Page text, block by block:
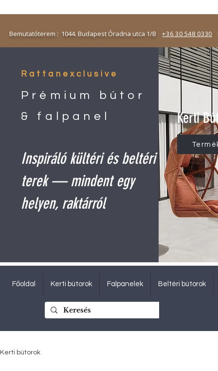
: 1044. Budapest Óradna utca 1/B+36 30 548 0330
Rattanexclusive
Prémium bútor
& falpanel
Inspiráló kültéri és beltéri
terek — mindent egy
helyen, raktárról
Kerti
Főoldal Kerti bútorok Falpanelek Beltéri bútorok
Kerti bútorok